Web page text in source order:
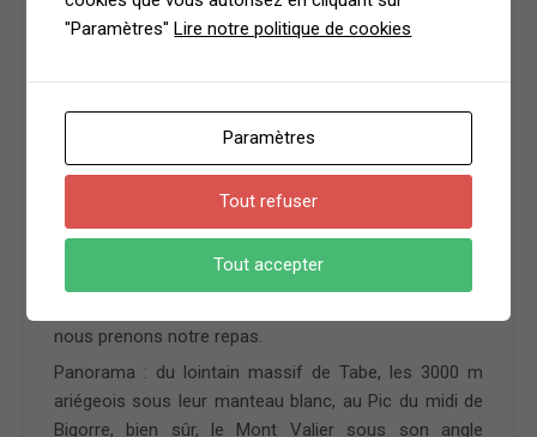
Alors là, ce promontoire nous fait découvrir un
nous prenons notre repas.
Panorama : du lointain massif de Tabe, les 3000 m
ariégeois sous leur manteau blanc, au Pic du midi de
Bigorre, bien sûr, le Mont Valier sous son angle
"Paramètres"Lire notre politique de cookies
Paramètres
Tout refuser
Tout accepter